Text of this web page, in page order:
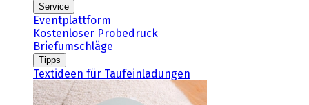
Service
Eventplattform
Kostenloser Probedruck
Briefumschläge
Tipps
Textideen für Taufeinladungen